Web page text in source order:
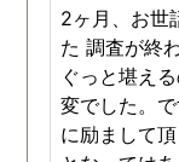
2ヶ月、お世
た 調査が終
ぐっと堪え
変でした。
に励まして